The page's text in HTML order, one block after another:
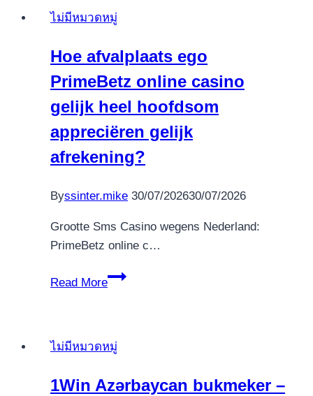
мобильник
Пк
изо
должностного
веб-
сайта
Мелбет
ไม่มีหมวดหมู่
Hoe afvalplaats ego
PrimeBetz online casino
gelijk heel hoofdsom
appreciëren gelijk
afrekening?
Byssinter.mike 30/07/202630/07/2026
Grootte Sms Casino wegens Nederland:
PrimeBetz online c…
Read More
Hoe
online
gelijk
ไม่มีหมวดหมู่
1Win Azərbaycan bukmeker –